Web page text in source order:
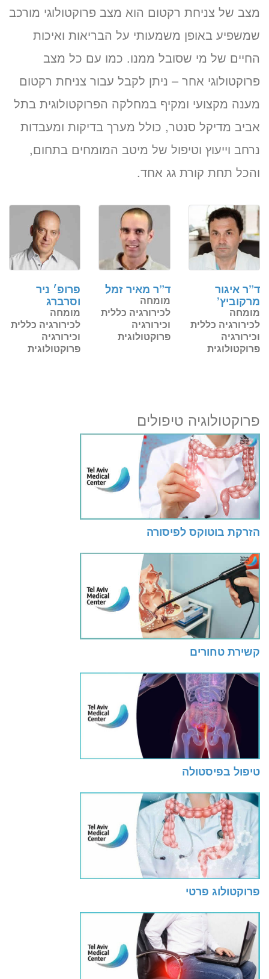
«
מצב של צניחת רקטום הוא מצב פרוקטולוגי מורכב
שמשפיע באופן משמעותי על הבריאות ואיכות
החיים של מי שסובל ממנו. כמו עם כל מצב
פרוקטולוגי אחר – ניתן לקבל עבור צניחת רקטום
מענה מקצועי ומקיף במחלקה הפרוקטולוגית בתל
אביב מדיקל סנטר, כולל מערך בדיקות ומעבדות
נרחב וייעוץ וטיפול של מיטב המומחים בתחום,
והכל תחת קורת גג אחד.
פרופ׳ ניר
וסרברג
מומחה
לכירורגיה כללית
וכירורגיה
פרוקטולוגית
ד”ר מאיר זמל
מומחה
לכירורגיה כללית
וכירורגיה
פרוקטולוגית
ד”ר איגור
מרקוביץ’
מומחה
לכירורגיה כללית
וכירורגיה
פרוקטולוגית
פרוקטולוגיה טיפולים
הזרקת בוטוקס לפיסורה
קשירת טחורים
טיפול בפיסטולה
פרוקטולוג פרטי